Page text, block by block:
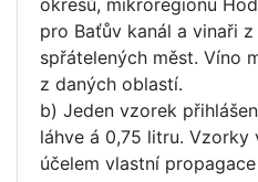
pro Baťův kanál a vinaři
spřátelených měst. Víno
z daných oblastí.
b) Jeden vzorek
láhve á 0,75 litru. Vzorky
účelem vlastní